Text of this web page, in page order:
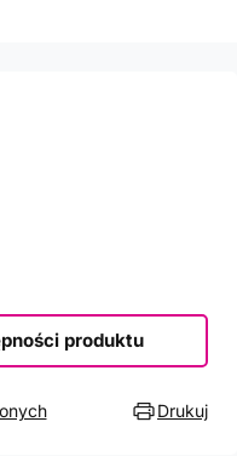
produktu
Drukuj